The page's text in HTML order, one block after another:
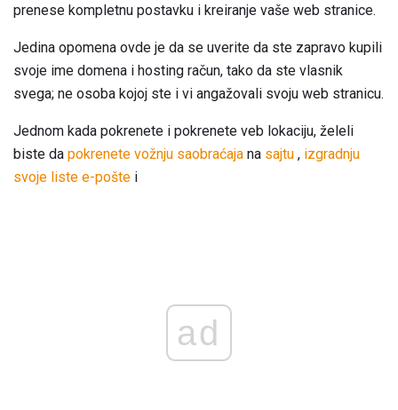
prenese kompletnu postavku i kreiranje vaše web stranice.
Jedina opomena ovde je da se uverite da ste zapravo kupili
svoje ime domena i hosting račun, tako da ste vlasnik
svega; ne osoba kojoj ste i vi angažovali svoju web stranicu.
Jednom kada pokrenete i pokrenete veb lokaciju, želeli
biste da pokrenete vožnju saobraćaja na sajtu , izgradnju
svoje liste e-pošte i
ad